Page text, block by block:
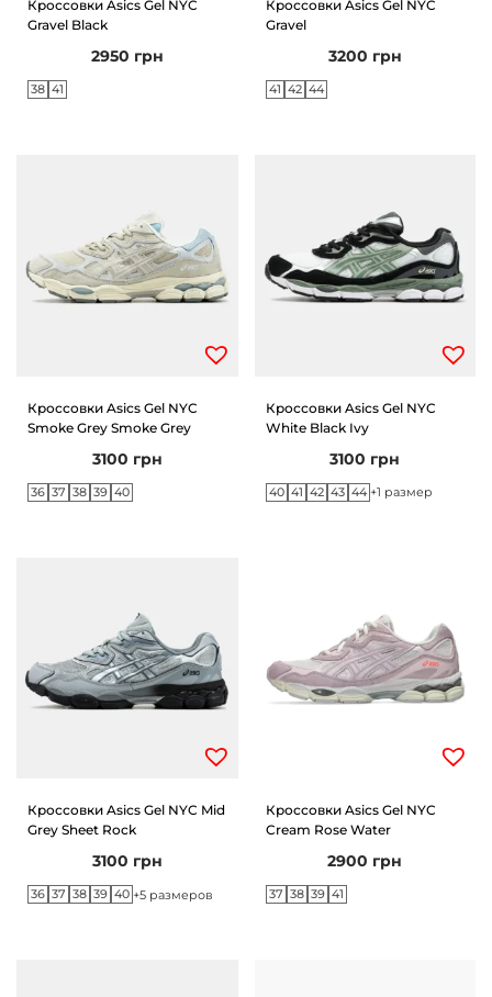
Кроссовки Asics Gel NYC
Gravel Black
2950 грн
38 41
Кроссовки Asics Gel NYC
Gravel
3200 грн
41 42 44
Кроссовки Asics Gel NYC
Smoke Grey Smoke Grey
3100 грн
36 37 38 39 40
Кроссовки Asics Gel NYC
White Black Ivy
3100 грн
40 41 42 43 44 +1 размер
Кроссовки Asics Gel NYC Mid
Grey Sheet Rock
3100 грн
36 37 38 39 40 +5 размеров
Кроссовки Asics Gel NYC
Cream Rose Water
2900 грн
37 38 39 41